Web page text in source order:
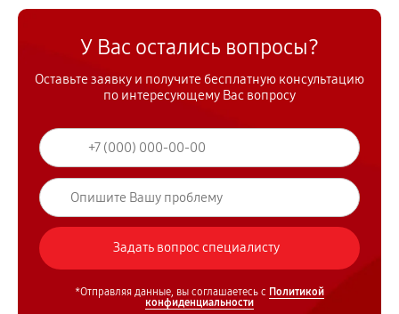
У Вас остались вопросы?
Оставьте заявку и получите бесплатную консультацию
по интересующему Вас вопросу
*Отправляя данные, вы соглашаетесь с Политикой
конфиденциальности